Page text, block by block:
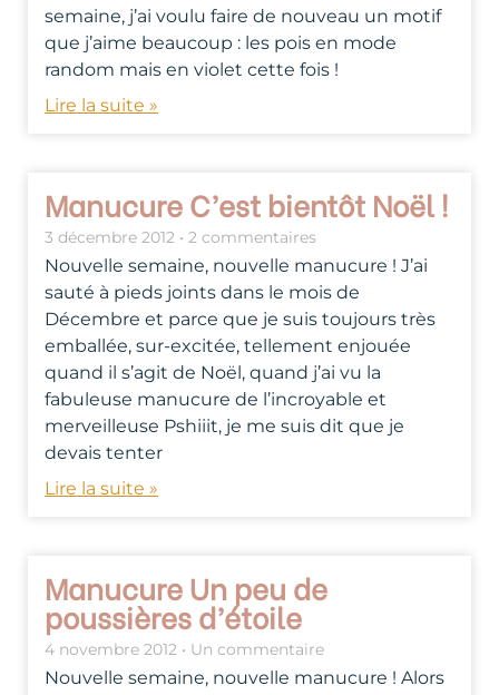
semaine, j’ai voulu faire de nouveau un motif
que j’aime beaucoup : les pois en mode
random mais en violet cette fois !
Lire la suite »
Manucure C’est bientôt Noël !
3 décembre 2012 2 commentaires
Nouvelle semaine, nouvelle manucure ! J’ai
sauté à pieds joints dans le mois de
Décembre et parce que je suis toujours très
emballée, sur-excitée, tellement enjouée
quand il s’agit de Noël, quand j’ai vu la
fabuleuse manucure de l’incroyable et
merveilleuse Pshiiit, je me suis dit que je
devais tenter
Lire la suite »
Manucure Un peu de
poussières d’étoile
4 novembre 2012 Un commentaire
Nouvelle semaine, nouvelle manucure ! Alors